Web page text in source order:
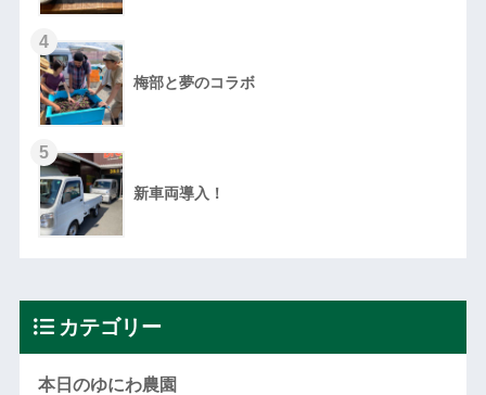
4
梅部と夢のコラボ
5
新車両導入！
カテゴリー
本日のゆにわ農園